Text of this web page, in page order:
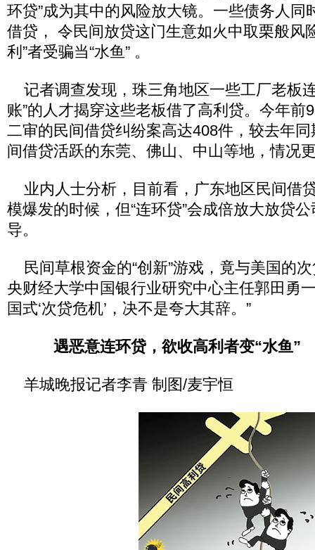
环贷”成为其中的风险放大镜。一些债务人同
借贷， 令民间放贷这门生意如火中取栗般风
利”者受骗当“水鱼” 。
记者调查发现，珠三角地区一些工厂老板连
账”的人才揭穿这些老板借了高利贷。今年前
二审的民间借贷纠纷案高达408件，较去年
间借贷活跃的东莞、佛山、中山等地，情况
业内人士分析，目前看，广东地区民间借
模爆发的时候，但“连环贷”会成倍放大放贷
导。
民间草根资金的“创新”游戏，竟与美国的
央财经大学中国银行业研究中心主任郭田勇
国式‘次贷危机’，决不是夸大其辞。”
遇恶意连环贷，欲收高利者变“水鱼”
羊城晚报记者李青 制图/麦宇恒